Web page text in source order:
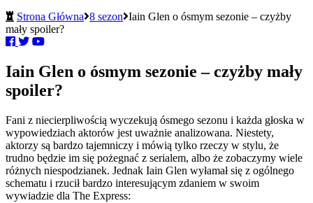
Strona Główna 8 sezon Iain Glen o ósmym sezonie – czyżby
mały spoiler?
Iain Glen o ósmym sezonie – czyżby mały
spoiler?
Fani z niecierpliwością wyczekują ósmego sezonu i każda głoska w
wypowiedziach aktorów jest uważnie analizowana. Niestety,
aktorzy są bardzo tajemniczy i mówią tylko rzeczy w stylu, że
trudno będzie im się pożegnać z serialem, albo że zobaczymy wiele
różnych niespodzianek. Jednak Iain Glen wyłamał się z ogólnego
schematu i rzucił bardzo interesującym zdaniem w swoim
wywiadzie dla The Express: